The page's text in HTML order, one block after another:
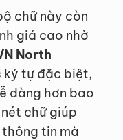
chữ này còn
giá cao nhờ
North
ký tự đặc biệt,
dàng hơn bao
chữ giúp
tin mà